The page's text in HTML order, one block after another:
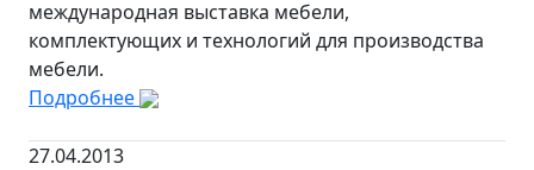
международная выставка мебели,
комплектующих и технологий для производства
мебели.
Подробнее
27.04.2013